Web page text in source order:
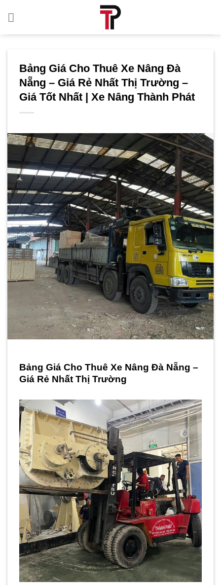
Bảng Giá Cho Thuê Xe Nâng Đà
Nẵng – Giá Rẻ Nhất Thị Trường –
Giá Tốt Nhất | Xe Nâng Thành Phát
Bảng Giá Cho Thuê Xe Nâng Đà Nẵng –
Giá Rẻ Nhất Thị Trường